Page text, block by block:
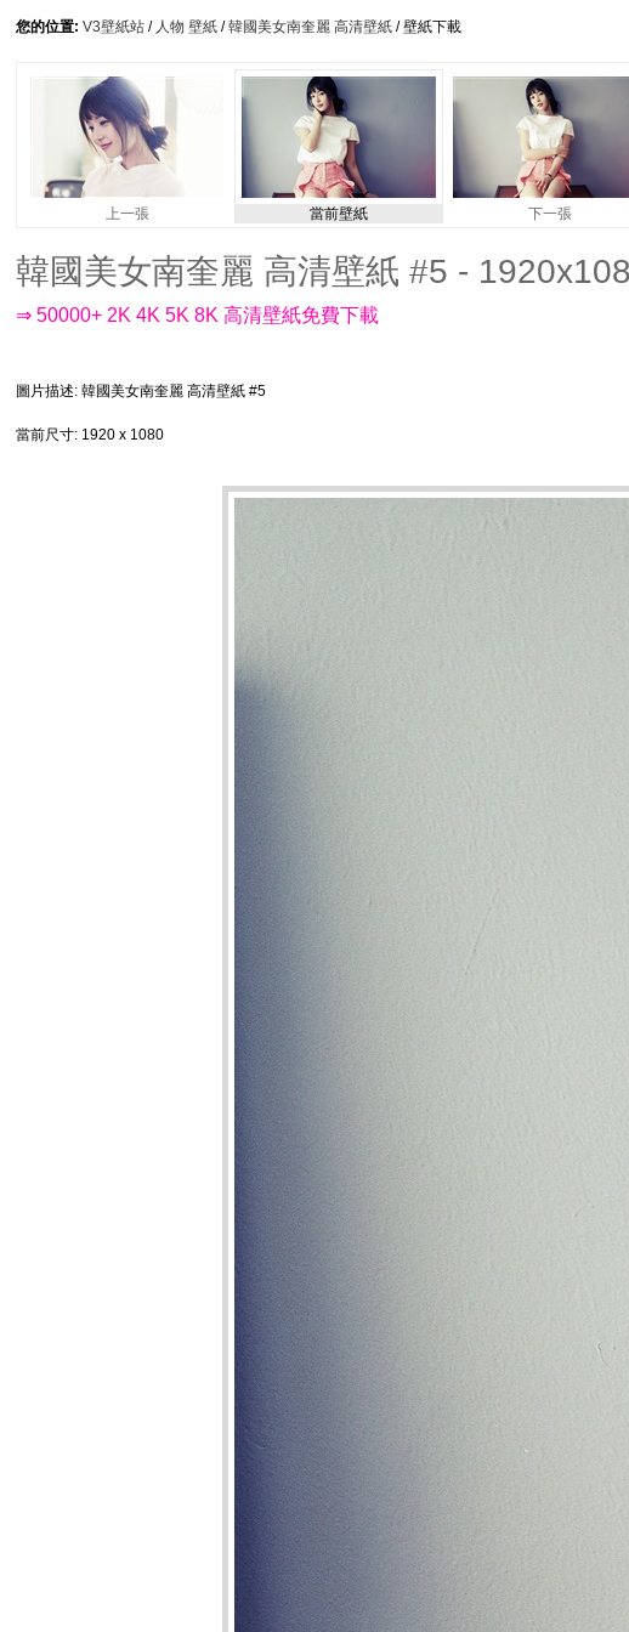
您的位置: V3壁紙站 / 人物 壁紙 /韓國美女南奎麗 高清壁紙 / 壁紙下載
上一張 當前壁紙 下一張
韓國美女南奎麗 高清壁紙 #5 -
⇒ 50000+ 2K 4K 5K 8K 高清壁紙免費下載
圖片描述: 韓國美女南奎麗 高清壁紙 #5
當前尺寸: 1920 x 1080